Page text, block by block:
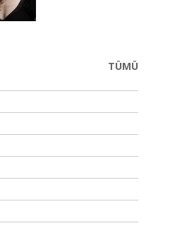
TÜMÜ